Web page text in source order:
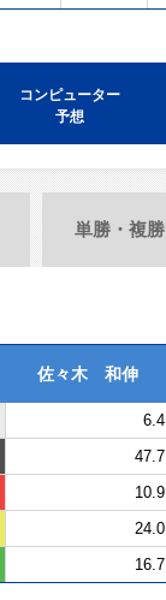
コンピューター
予想
単勝・複勝
佐々木 和伸
6.4
47.7
10.9
24.0
16.7